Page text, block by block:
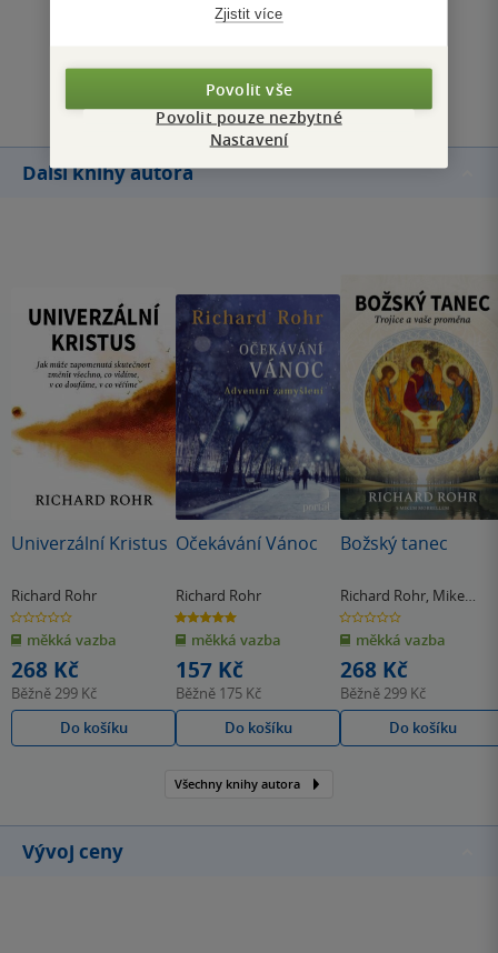
Zobrazit všechna hodnocení
Přidat hodnocení
Další knihy autora
Univerzální Kristus
Richard Rohr
0.0
z
5
hvězdiček
měkká vazba
268 Kč
Běžně299 Kč
Do košíku
Očekávání Vánoc
Richard Rohr
5.0
z
5
hvězdiček
měkká vazba
157 Kč
Běžně 175 Kč
Do košíku
Božský tanec
Richard Rohr, Mike
Morrell
0.0
z
5
hvězdiček
měkká vazba
268 Kč
Běžně299 Kč
Do košíku
Všechny knihy autora
Vývoj ceny
Zjistit více
Povolit vše
Povolit pouze nezbytné
Nastavení